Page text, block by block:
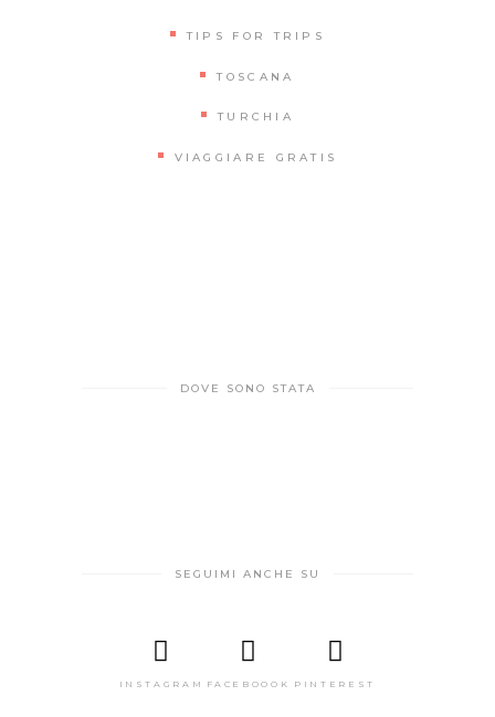
TIPS FOR TRIPS
TOSCANA
TURCHIA
VIAGGIARE GRATIS
DOVE SONO STATA
SEGUIMI ANCHE SU
INSTAGRAM FACEBOOOK PINTEREST